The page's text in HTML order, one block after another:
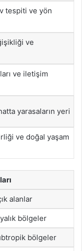
tespiti ve yön
ve
ve iletişim
yarasaların yeri
ve doğal yaşam
alanlar
bölgeler
bölgeler